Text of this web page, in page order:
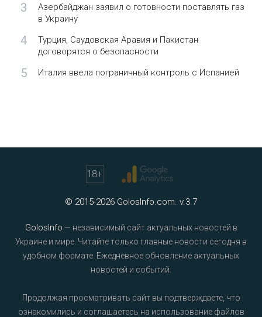
3
Азербайджан заявил о готовности поставлять газ
в Украину
4
Турция, Саудовская Аравия и Пакистан
договорятся о безопасности
5 Италия ввела пограничный контроль с Испанией
18+
© 2015-2026 GolosInfo.com. v.3.7
GolosInfo — независимый сайт актуальных новостей в
Украине и мире. Читайте только главные новости сегодня в
удобном формате. Ежедневное обновление актуальных
новостей и событий.
Продолжая просматривать сайт вы подтверждаете, что
ознакомились и соглашаетесь на использование файлов